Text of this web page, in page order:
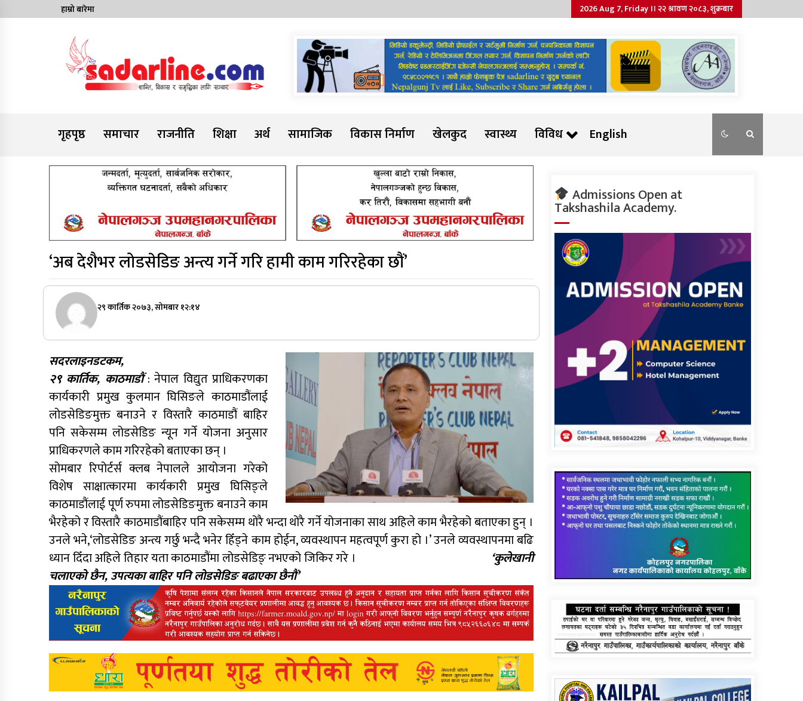
to
हाम्रो बारेमा 2026 Aug 7, Friday ।। २२ श्रावण २०८३, शुक्रबार
Sadarline
गृहपृष्ठ
समाचार राजनीति शिक्षा अर्थ सामाजिक विकास निर्माण खेलकुद स्वास्थ्य विविध English
‘अब देशैभर लोडसेडिङ अन्त्य गर्ने गरि हामी काम गरिरहेका छौं’
२९ कार्तिक २०७३, सोमबार १२:१४
सदरलाइनडटकम,
२९ कार्तिक, काठमाडौं: नेपाल विद्युत प्राधिकरणका
कार्यकारी प्रमुख कुलमान घिसिङले काठमाडौंलाई
लोडसेडिङमुक्त बनाउने र विस्तारै काठमाडौं बाहिर
पनि सकेसम्म लोडसेडिङ न्यून गर्ने योजना अनुसार
प्राधिकरणले काम गरिरहेको बताएका छन् ।
सोमबार रिपोर्टर्स क्लब नेपालले आयोजना गरेको
विशेष साक्षात्कारमा कार्यकारी प्रमुख घिसिङ्ले
काठमाडौंलाई पूर्ण रुपमा लोडसेडिङमुक्त बनाउने काम
भैरहेको र विस्तारै काठमाडौंबाहिर पनि सकेसम्म थोरै भन्दा थोरै गर्ने योजनाका साथ अहिले काम भैरहेको बताएका हुन् ।
उनले भने,‘लोडसेडिङ अन्त्य गर्छु भन्दै भनेर हिँड्ने काम होईन, व्यवस्थापन महत्वपूर्ण कुरा हो ।’ उनले व्यवस्थापनमा बढि
ध्यान दिँदा अहिले तिहार यता काठमाडौंमा लोडसेडिङ् नभएको जिकिर गरे । ‘कुलेखानी
चलाएको छैन, उपत्यका बाहिर पनि लोडसेडिङ बढाएका छैनौं’
Admissions Open at
Takshashila Academy.